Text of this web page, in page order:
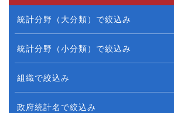
統計分野（大分類）で絞込み
統計分野（小分類）で絞込み
組織で絞込み
政府統計名で絞込み